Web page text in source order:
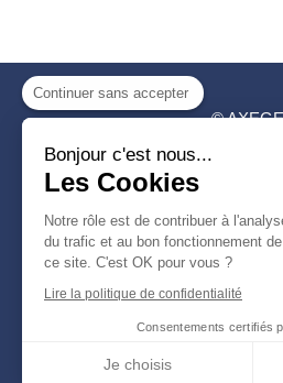
©
Meaux
Seine et
©2020
Continuer sans accepter
Bonjour c'est nous...
Les Cookies
Notre rôle est de contribuer à
du trafic et au bon fonctionnement de
ce site. C'est OK pour vous ?
Lire la politique de confidentialité
Consentements certifiés
Je choisis